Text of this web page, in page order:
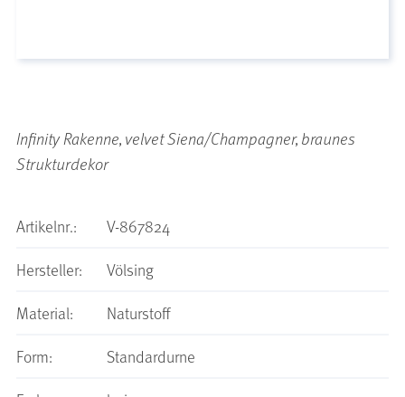
Infinity Rakenne, velvet Siena/Champagner, braunes
Strukturdekor
Artikelnr.:
V-867824
Hersteller:
Völsing
Material:
Naturstoff
Form:
Standardurne